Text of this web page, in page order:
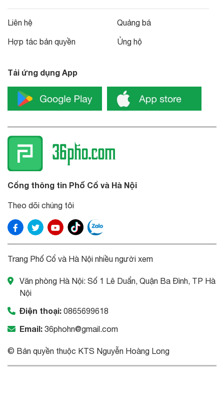
Liên hệ
Hợp tác bản quyền
Quảng bá
Ủng hộ
Tải ứng dụng App
Cổng thông tin Phố Cổ và Hà Nội
Theo dõi chúng tôi
Trang Phố Cổ và Hà Nội nhiều người xem
Văn phòng Hà Nội: Số 1 Lê Duẩn, Quận Ba Đình, TP Hà
Nội
Điện thoại: 0865699618
Email: 36phohn@gmail.com
© Bản quyền thuộc KTS Nguyễn Hoàng Long